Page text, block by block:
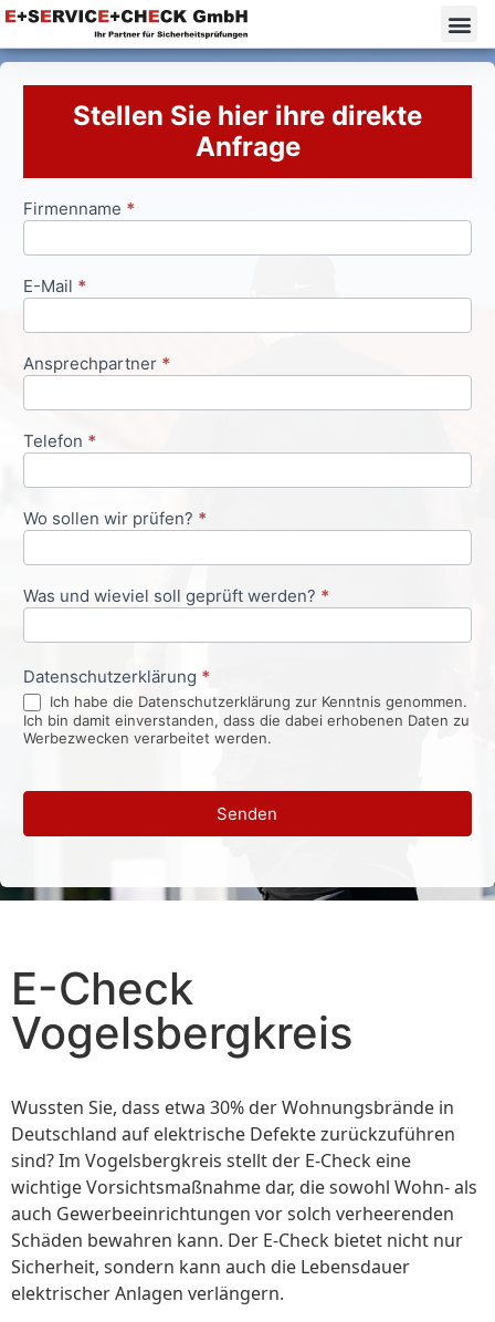
Stellen Sie hier ihre direkte
Anfrage
Anfrageformular
Firmenname *
E-Mail *
Ansprechpartner *
Telefon *
Wo sollen wir prüfen? *
Was und wieviel soll geprüft werden? *
Datenschutzerklärung *
Ich habe die Datenschutzerklärung zur Kenntnis genommen.
Ich bin damit einverstanden, dass die dabei erhobenen Daten zu
Werbezwecken verarbeitet werden.
Senden
E-Check
Vogelsbergkreis
Wussten Sie, dass etwa 30% der Wohnungsbrände in
Deutschland auf elektrische Defekte zurückzuführen
sind? Im Vogelsbergkreis stellt der E-Check eine
wichtige Vorsichtsmaßnahme dar, die sowohl Wohn- als
auch Gewerbeeinrichtungen vor solch verheerenden
Schäden bewahren kann. Der E-Check bietet nicht nur
Sicherheit, sondern kann auch die Lebensdauer
elektrischer Anlagen verlängern.